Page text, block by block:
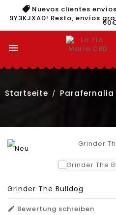
Nuevos clientes
9Y3KJXAD! Resto, envíos

Startseite Parafernalia
Neu
Grinder The Bulldog
 Bewertung schreiben